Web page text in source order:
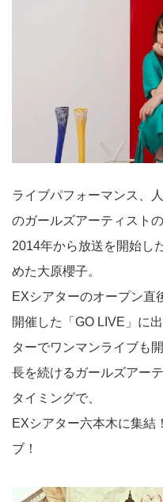
ライブパフォーマンス、
のガールズアーティスト
2014年から放送を開始し
めた大原櫻子。
EXシアターのオープン直
開催した「GO LIVE」に
ターでワンマンライブも
長を続けるガールズアー
タイミングで、
EXシアター六本木に集結
ブ！